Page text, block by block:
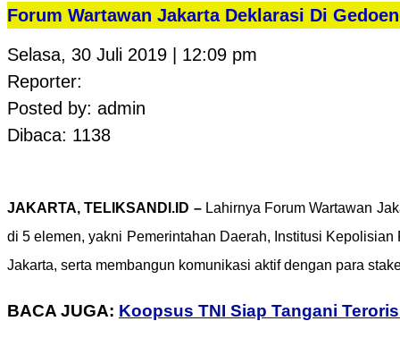
Forum Wartawan Jakarta Deklarasi Di
Selasa, 30 Juli 2019 | 12:09 pm
Reporter:
Posted by: admin
Dibaca: 1138
JAKARTA, TELIKSANDI.ID –Lahirnya Forum Wartawan
di 5 elemen, yakni Pemerintahan Daerah, Institusi
Jakarta, serta membangun komunikasi aktif dengan para
BACA JUGA: Koopsus TNI Siap Tangani